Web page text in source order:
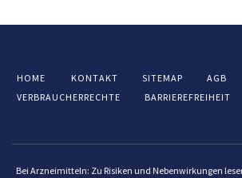
HOME KONTAKT SITEMAP AGB
VERBRAUCHERRECHTE
BARRIEREFREIHEIT
Bei Arzneimitteln: Zu Risiken und Nebenwirkungen